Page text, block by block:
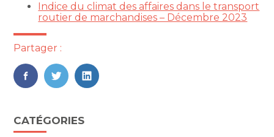
Indice du climat des affaires dans le transport
routier de marchandises – Décembre 2023
Partager :
FaceBook
TwitterLinkedIn
Blog
sidebar
CATÉGORIES